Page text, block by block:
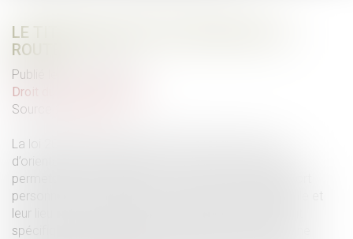
LE TITRE-MOBILITÉ EST ENFIN SUR LA
ROUTE
Publié le :
Droit du travail - Salariés
Source :
La loi 2019-1428 du 24 décembre 2019, dite « loi
d’orientation des mobilités », a créé un titre-mobilité
permettant de prendre en charge les frais de transport
personnels des salariés entre leur résidence habituelle et
leur lieu de travail. Il s’agit d’une solution de paiement
spécifique, dématérialisée et prépayée, émise par une